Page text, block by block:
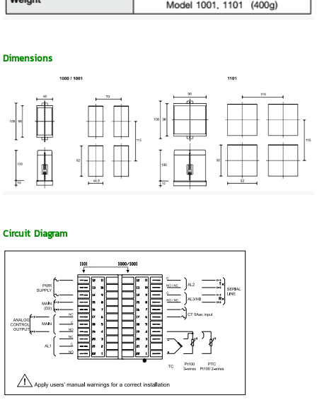
Dimensions
Circuit Diagram